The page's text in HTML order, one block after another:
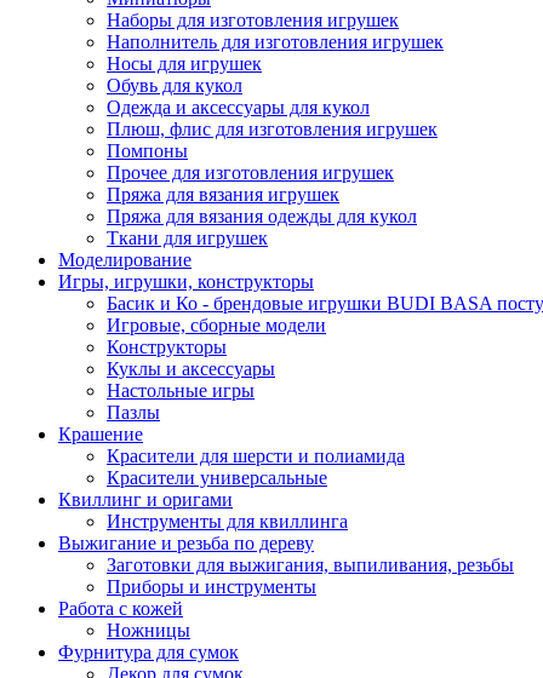
Наборы для изготовления игрушек
Наполнитель для изготовления игрушек
Носы для игрушек
Обувь для кукол
Одежда и аксессуары для кукол
Плюш, флис для изготовления игрушек
Помпоны
Прочее для изготовления игрушек
Пряжа для вязания игрушек
Пряжа для вязания одежды для кукол
Ткани для игрушек
Моделирование
Игры, игрушки, конструкторы
Басик и Ко - брендовые игрушки BUDI BASA
Игровые, сборные модели
Конструкторы
Куклы и аксессуары
Настольные игры
Пазлы
Крашение
Красители для шерсти и полиамида
Красители универсальные
Квиллинг и оригами
Инструменты для квиллинга
Выжигание и резьба по дереву
Заготовки для выжигания, выпиливания, резьбы
Приборы и инструменты
Работа с кожей
Ножницы
Фурнитура для сумок
Декор для сумок